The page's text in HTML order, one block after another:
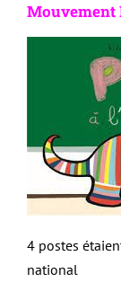
Mouvement
4 postes
national